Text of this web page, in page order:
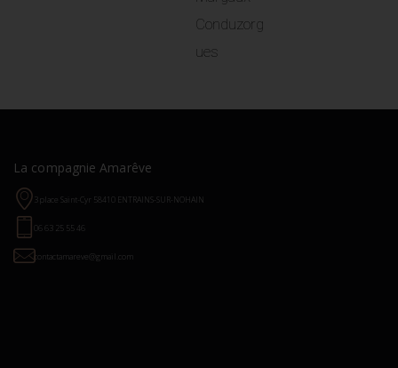
Conduzorg
ues
La compagnie Amarêve
3 place Saint-Cyr 58410 ENTRAINS-SUR-NOHAIN
06 63 25 55 46
contactamareve@gmail.com